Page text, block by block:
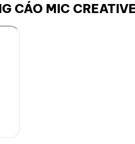
CÁO MIC